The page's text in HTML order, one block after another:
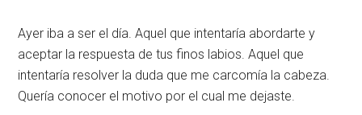
Ayer iba a ser el día. Aquel que intentaría abordarte y
aceptar la respuesta de tus finos labios. Aquel que
intentaría resolver la duda que me carcomía la cabeza.
Quería conocer el motivo por el cual me dejaste.